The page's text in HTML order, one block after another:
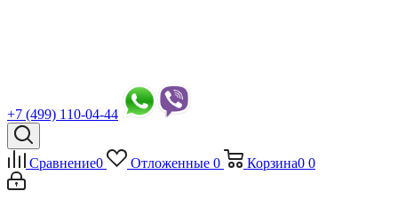
+7 (499) 110-04-44
Сравнение0 Отложенные 0 Корзина0 0